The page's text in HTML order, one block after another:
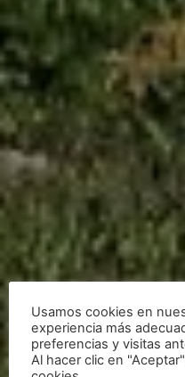
Usamos cookies en
experiencia más
preferencias y visitas
Al hacer clic en